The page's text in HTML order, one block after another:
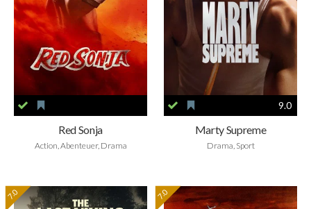
Red Sonja
Action, Abenteuer, Drama
9.0
Marty Supreme
Drama, Sport
7.0 7.0